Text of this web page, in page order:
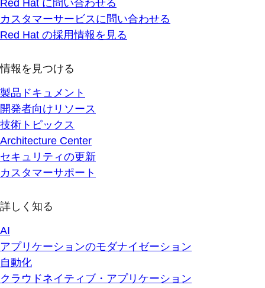
Red Hat に問い合わせる
カスタマーサービスに問い合わせる
Red Hat の採用情報を見る
情報を見つける
製品ドキュメント
開発者向けリソース
技術トピックス
Architecture Center
セキュリティの更新
カスタマーサポート
詳しく知る
AI
アプリケーションのモダナイゼーション
自動化
クラウドネイティブ・アプリケーション